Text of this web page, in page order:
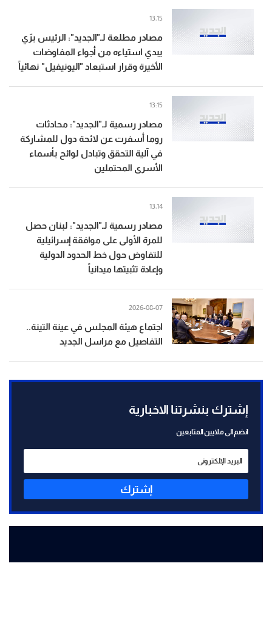
مصادر مطلعة لـ"الجديد": الرئيس برّي
يبدي استياءه من أجواء المفاوضات
الأخيرة وقرار استبعاد "اليونيفيل" نهائياً
13:15
مصادر رسمية لـ"الجديد": محادثات
روما أسفرت عن لائحة دول للمشاركة
في آلية التحقق وتبادل لوائح بأسماء
الأسرى المحتملين
13:15
مصادر رسمية لـ"الجديد": لبنان حصل
للمرة الأولى على موافقة إسرائيلية
للتفاوض حول خط الحدود الدولية
وإعادة تثبيتها ميدانياً
13:14
اجتماع هيئة المجلس في عينة التينة..
التفاصيل مع مراسل الجديد
2026-08-07
إشترك بنشرتنا الاخبارية
انضم الى ملايين المتابعين
إشترك